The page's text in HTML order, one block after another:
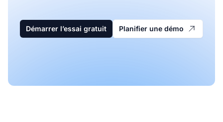
Démarrer l’essai gratuit Planifier une démo